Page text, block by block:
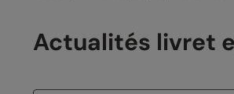
Actualités livret